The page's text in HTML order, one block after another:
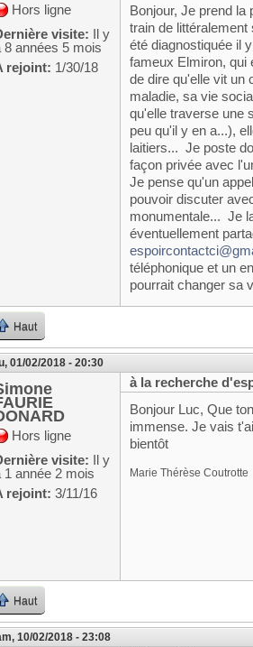
Hors ligne
visite: Il y
8 années 5 mois
rejoint: 1/30/18
Bonjour, Je prend
train de
été diagnostiquée il
fameux Elmiron, qui
de dire qu'elle vit un
maladie, sa vie
qu'elle traverse une
peu qu'il y en a...),
laitiers... Je poste
façon privée avec
Je pense qu'un
pouvoir discuter
monumentale... Je
éventuellement
téléphonique et un
pourrait changer
Haut
01/02/2018 - 20:30
Hors ligne
visite: Il y
1 année 2 mois
rejoint: 3/11/16
à la recherche
Bonjour Luc, Que
immense. Je vais
bientôt
Marie Thérèse Coutrotte
Haut
10/02/2018 - 23:08